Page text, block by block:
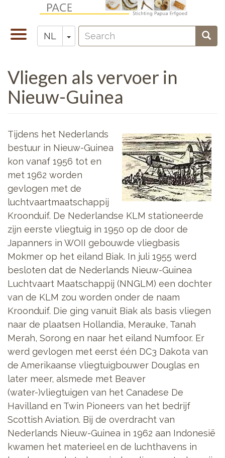
naar
gaan
Navigatie
wisselen
NL Toggle Dropdown
Zoeken
Search
Vliegen als vervoer in
Nieuw-Guinea
Tijdens het Nederlands
bestuur in Nieuw-Guinea
kon vanaf 1956 tot en
met 1962 worden
gevlogen met de
luchtvaartmaatschappij
Kroonduif. De Nederlandse KLM stationeerde
zijn eerste vliegtuig in 1950 op de door de
Japanners in WOII gebouwde vliegbasis
Mokmer op het eiland Biak. In juli 1955 werd
besloten dat de Nederlands Nieuw-Guinea
Luchtvaart Maatschappij (NNGLM) een dochter
van de KLM zou worden onder de naam
Kroonduif. Die ging vanuit Biak als basis vliegen
naar de plaatsen Hollandia, Merauke, Tanah
Merah, Sorong en naar het eiland Numfoor. Er
werd gevlogen met eerst één DC3 Dakota van
de Amerikaanse vliegtuigbouwer Douglas en
later meer, alsmede met Beaver
(water-)vliegtuigen van het Canadese De
Havilland en Twin Pioneers van het bedrijf
Scottish Aviation. Bij de overdracht van
Nederlands Nieuw-Guinea in 1962 aan Indonesië
kwamen het materieel en de luchthavens in